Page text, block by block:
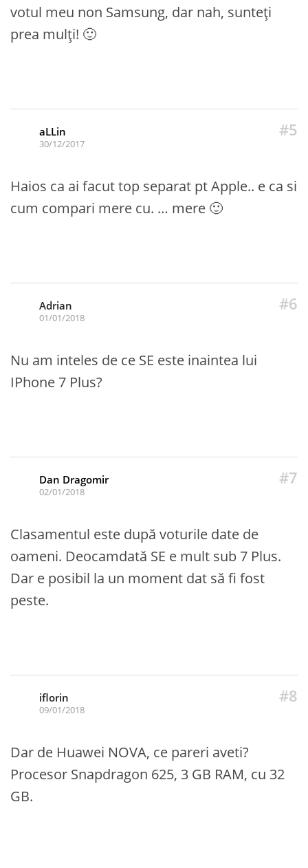
votul meu non Samsung, dar nah, sunteți
prea mulți! 🙂
#5
aLLin
30/12/2017
Haios ca ai facut top separat pt Apple.. e ca si
cum compari mere cu. … mere 🙂
#6
Adrian
01/01/2018
Nu am inteles de ce SE este inaintea lui
IPhone 7 Plus?
#7
Dan Dragomir
02/01/2018
Clasamentul este după voturile date de
oameni. Deocamdată SE e mult sub 7 Plus.
Dar e posibil la un moment dat să fi fost
peste.
#8
iflorin
09/01/2018
Dar de Huawei NOVA, ce pareri aveti?
Procesor Snapdragon 625, 3 GB RAM, cu 32
GB.